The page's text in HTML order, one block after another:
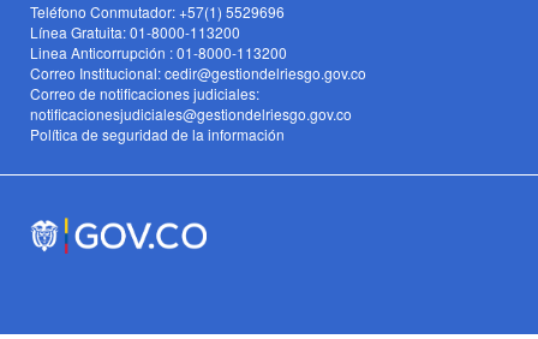
Teléfono Conmutador: +57(1) 5529696
Línea Gratuita: 01-8000-113200
Linea Anticorrupción : 01-8000-113200
Correo Institucional: cedir@gestiondelriesgo.gov.co
Correo de notificaciones judiciales:
notificacionesjudiciales@gestiondelriesgo.gov.co
Política de seguridad de la información